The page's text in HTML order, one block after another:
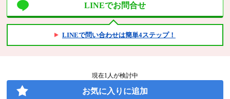
LINEでお問合せ
LINEで問い合わせは簡単4ステップ！
現在1 人が検討中
お気に入りに追加